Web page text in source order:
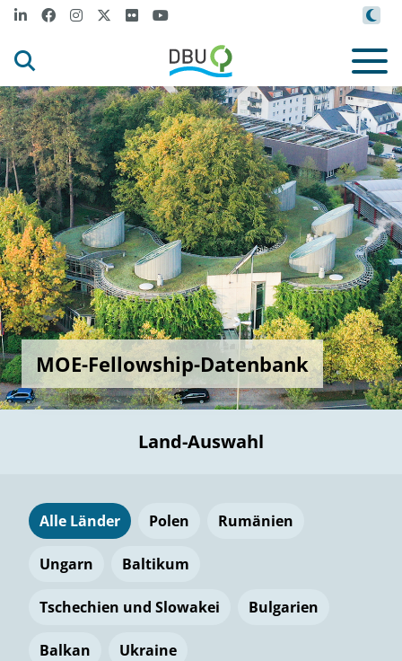
MOE-Fellowship-Datenbank
Land-Auswahl
Alle Länder Polen Rumänien
Ungarn Baltikum
Tschechien und Slowakei Bulgarien
Balkan Ukraine